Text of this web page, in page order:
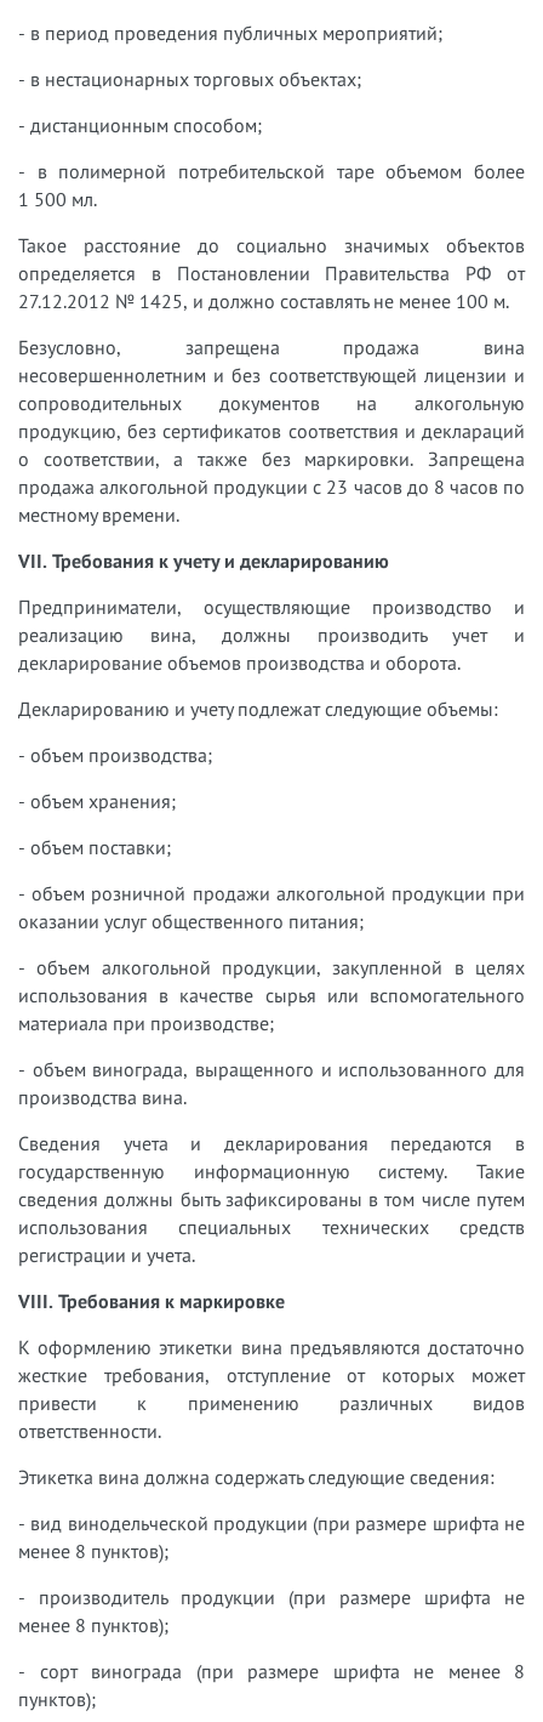
- в период проведения публичных мероприятий;
- в нестационарных торговых объектах;
- дистанционным способом;
- в полимерной потребительской таре объемом более
1 500 мл.
Такое расстояние до социально значимых объектов
определяется в Постановлении Правительства РФ от
27.12.2012 № 1425, и должно составлять не менее 100 м.
Безусловно, запрещена продажа вина
несовершеннолетним и без соответствующей лицензии и
сопроводительных документов на алкогольную
продукцию, без сертификатов соответствия и деклараций
о соответствии, а также без маркировки. Запрещена
продажа алкогольной продукции с 23 часов до 8 часов по
местному времени.
VII. Требования к учету и декларированию
Предприниматели, осуществляющие производство и
реализацию вина, должны производить учет и
декларирование объемов производства и оборота.
Декларированию и учету подлежат следующие объемы:
- объем производства;
- объем хранения;
- объем поставки;
- объем розничной продажи алкогольной продукции при
оказании услуг общественного питания;
- объем алкогольной продукции, закупленной в целях
использования в качестве сырья или вспомогательного
материала при производстве;
- объем винограда, выращенного и использованного для
производства вина.
Сведения учета и декларирования передаются в
государственную информационную систему. Такие
сведения должны быть зафиксированы в том числе путем
использования специальных технических средств
регистрации и учета.
VIII. Требования к маркировке
К оформлению этикетки вина предъявляются достаточно
жесткие требования, отступление от которых может
привести к применению различных видов
ответственности.
Этикетка вина должна содержать следующие сведения:
- вид винодельческой продукции (при размере шрифта не
менее 8 пунктов);
- производитель продукции (при размере шрифта не
менее 8 пунктов);
- сорт винограда (при размере шрифта не менее 8
пунктов);